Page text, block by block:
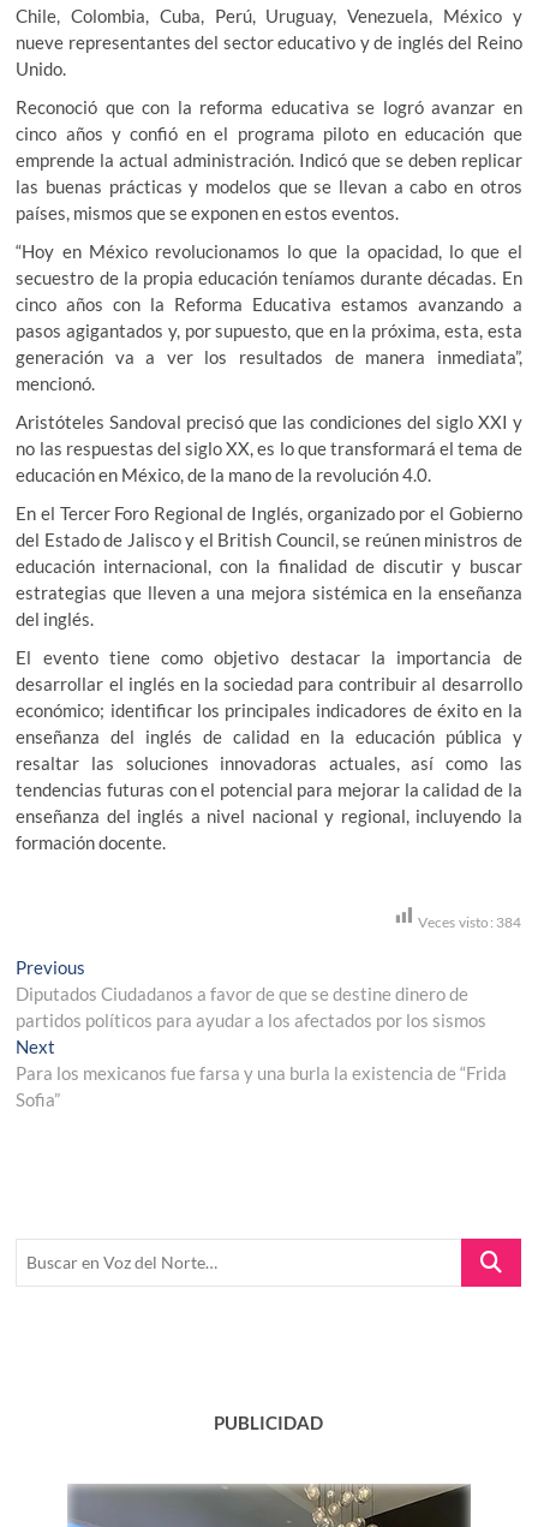
Chile, Colombia, Cuba, Perú, Uruguay, Venezuela, México y
nueve representantes del sector educativo y de inglés del Reino
Unido.
Reconoció que con la reforma educativa se logró avanzar en
cinco años y confió en el programa piloto en educación que
emprende la actual administración. Indicó que se deben replicar
las buenas prácticas y modelos que se llevan a cabo en otros
países, mismos que se exponen en estos eventos.
“Hoy en México revolucionamos lo que la opacidad, lo que el
secuestro de la propia educación teníamos durante décadas. En
cinco años con la Reforma Educativa estamos avanzando a
pasos agigantados y, por supuesto, que en la próxima, esta, esta
generación va a ver los resultados de manera inmediata”,
mencionó.
Aristóteles Sandoval precisó que las condiciones del siglo XXI y
no las respuestas del siglo XX, es lo que transformará el tema de
educación en México, de la mano de la revolución 4.0.
En el Tercer Foro Regional de Inglés, organizado por el Gobierno
del Estado de Jalisco y el British Council, se reúnen ministros de
educación internacional, con la finalidad de discutir y buscar
estrategias que lleven a una mejora sistémica en la enseñanza
del inglés.
El evento tiene como objetivo destacar la importancia de
desarrollar el inglés en la sociedad para contribuir al desarrollo
económico; identificar los principales indicadores de éxito en la
enseñanza del inglés de calidad en la educación pública y
resaltar las soluciones innovadoras actuales, así como las
tendencias futuras con el potencial para mejorar la calidad de la
enseñanza del inglés a nivel nacional y regional, incluyendo la
formación docente.
Veces visto: 384
Navegación
de
entradas
Previous
post:
Diputados Ciudadanos a favor de que se destine dinero de
partidos políticos para ayudar a los afectados por los sismos
Next
post:
Para los mexicanos fue farsa y una burla la existencia de “Frida
Sofia”
Buscar
PUBLICIDAD